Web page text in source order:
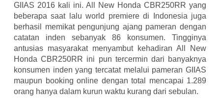
GIIAS 2016 kali ini. All New Honda CBR250RR yang
beberapa saat lalu world premiere di Indonesia juga
berhasil memikat pengunjung ajang pameran dengan
catatan inden sebanyak 86 konsumen. Tingginya
antusias masyarakat menyambut kehadiran All New
Honda CBR250RR ini pun tercermin dari banyaknya
konsumen inden yang tercatat melalui pameran GIIAS
maupun booking online dengan total mencapai 1.289
orang hanya dalam kurun waktu kurang dari sebulan.